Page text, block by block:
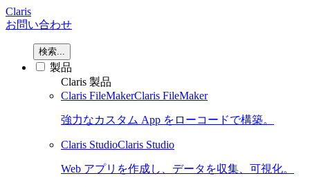
Claris
お問い合わせ
検索...
製品
Claris 製品
Claris FileMakerClaris FileMaker
強力なカスタム App をローコードで構築。
Claris StudioClaris Studio
Web アプリを作成し、データを収集、可視化。